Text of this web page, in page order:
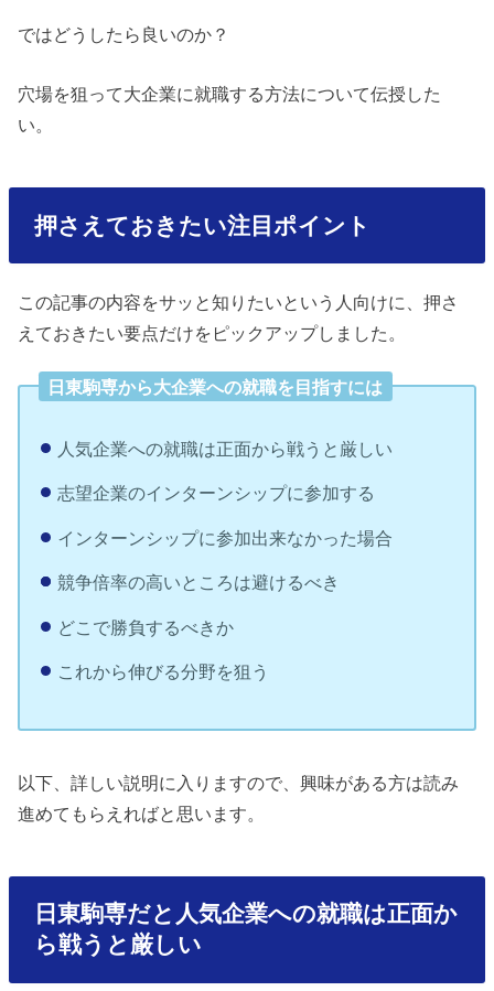
ではどうしたら良いのか？
穴場を狙って大企業に就職する方法について伝授した
い。
押さえておきたい注目ポイント
この記事の内容をサッと知りたいという人向けに、押さ
えておきたい要点だけをピックアップしました。
日東駒専から大企業への就職を目指すには
人気企業への就職は正面から戦うと厳しい
志望企業のインターンシップに参加する
インターンシップに参加出来なかった場合
競争倍率の高いところは避けるべき
どこで勝負するべきか
これから伸びる分野を狙う
以下、詳しい説明に入りますので、興味がある方は読み
進めてもらえればと思います。
日東駒専だと人気企業への就職は正面か
ら戦うと厳しい